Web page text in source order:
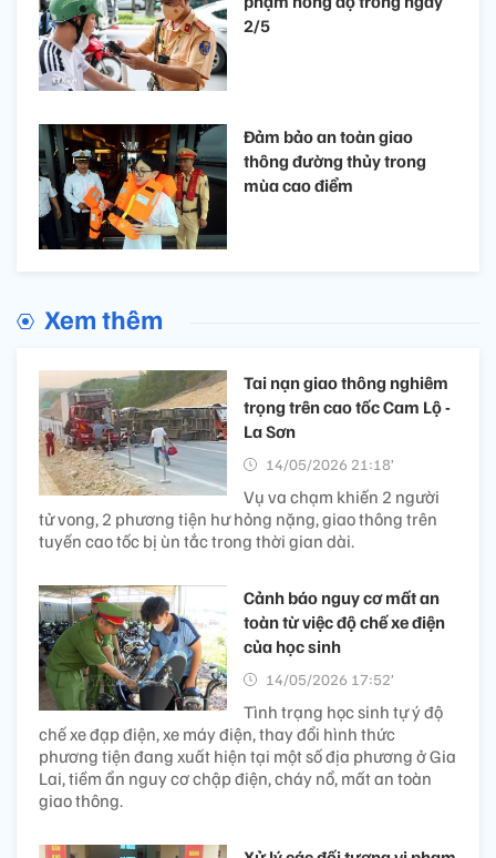
2/5
Đảm bảo an toàn giao
thông đường thủy trong
mùa cao điểm
Xem thêm
Tai nạn giao thông nghiêm
trọng trên cao tốc Cam Lộ -
La Sơn
14/05/2026 21:18’
Vụ va chạm khiến 2 người
tử vong, 2 phương tiện hư hỏng nặng, giao thông trên
tuyến cao tốc bị ùn tắc trong thời gian dài.
Cảnh báo nguy cơ mất an
toàn từ việc độ chế xe điện
của học sinh
14/05/2026 17:52’
Tình trạng học sinh tự ý độ
chế xe đạp điện, xe máy điện, thay đổi hình thức
phương tiện đang xuất hiện tại một số địa phương ở Gia
Lai, tiềm ẩn nguy cơ chập điện, cháy nổ, mất an toàn
giao thông.